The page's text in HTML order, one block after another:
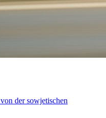
der sowjetischen